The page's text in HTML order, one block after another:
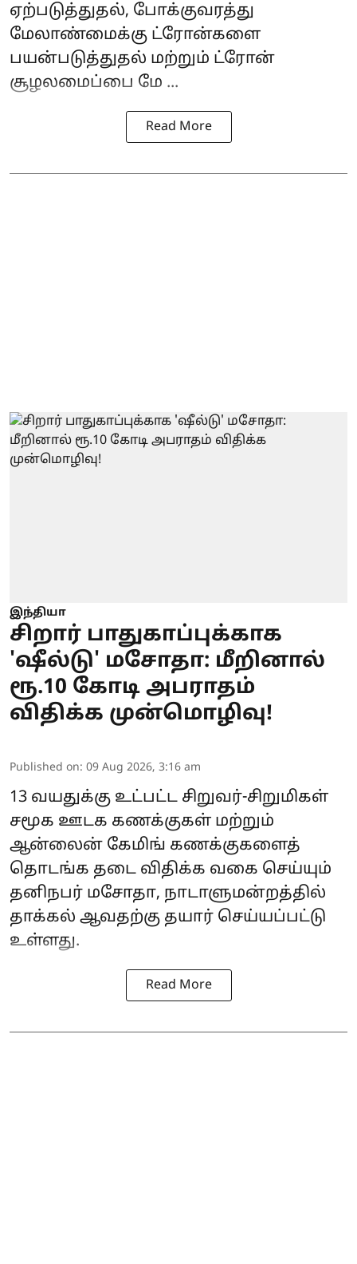
ஏற்படுத்துதல், போக்குவரத்து
மேலாண்மைக்கு ட்ரோன்களை
பயன்படுத்துதல் மற்றும் ட்ரோன்
சூழலமைப்பை மே ...
Read More
இந்தியா
சிறார் பாதுகாப்புக்காக
'ஷீல்டு' மசோதா: மீறினால்
ரூ.10 கோடி அபராதம்
விதிக்க முன்மொழிவு!
Published on: 09 Aug 2026, 3:16 am
13 வயதுக்கு உட்பட்ட சிறுவர்-சிறுமிகள்
சமூக ஊடக கணக்குகள் மற்றும்
ஆன்லைன் கேமிங் கணக்குகளைத்
தொடங்க தடை விதிக்க வகை செய்யும்
தனிநபர் மசோதா, நாடாளுமன்றத்தில்
தாக்கல் ஆவதற்கு தயார் செய்யப்பட்டு
உள்ளது.
Read More